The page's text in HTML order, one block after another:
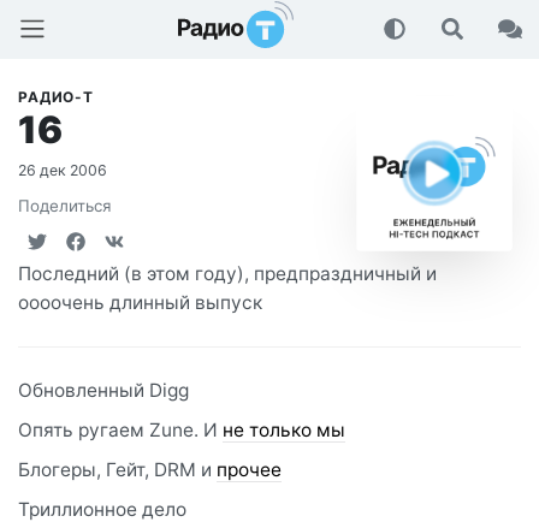
Радио-Т Подкаст
РАДИО-T
16
26 дек 2006
Поделиться
Последний (в этом году), предпраздничный и
оооочень длинный выпуск
Обновленный Digg
Опять ругаем Zune. И не только мы
Блогеры, Гейт, DRM и прочее
Триллионное дело